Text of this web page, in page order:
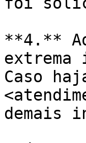
**4.**
extrema
Caso
demais